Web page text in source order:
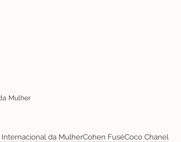
Mulher
Internacional da MulherCohen FuséCoco Chanel